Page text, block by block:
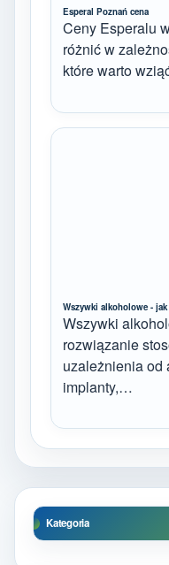
Esperal Poznań cena
Ceny Esperalu
różnić w
które warto
Wszywki alkoholowe -
Wszywki
rozwiązanie
uzależnienia od
implanty,…
Kategoria